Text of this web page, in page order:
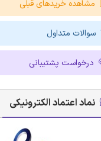
مشاهده خریدهای قبلی
سوالات متداول
درخواست پشتیبانی
نماد اعتماد الکترونیکی